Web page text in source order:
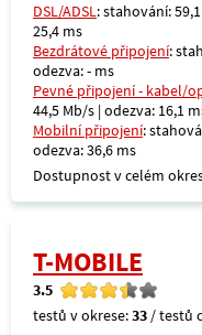
DSL/ADSL: stahování:
25,4 ms
Bezdrátové připojení:
odezva: - ms
Pevné připojení - kabel/
44,5 Mb/s | odezva: 16,1
Mobilní připojení:
odezva: 36,6 ms
Dostupnost v celém
T-MOBILE
3.5
testů v okrese:33 / testů